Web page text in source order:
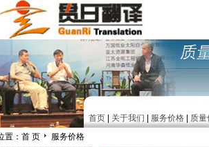
首页 关于我们 服务价格
质量
置：首 页
服务价格